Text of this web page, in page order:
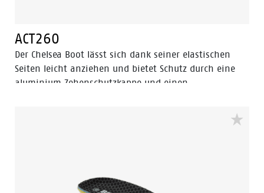
ACT260
Der Chelsea Boot lässt sich dank seiner elastischen
Seiten leicht anziehen und bietet Schutz durch eine
aluminium Zehenschutzkappe und einen